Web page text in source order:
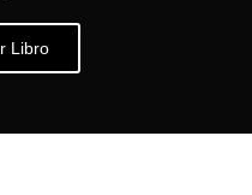
Libro